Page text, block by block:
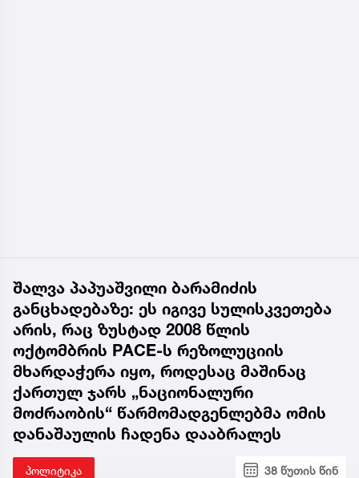
შალვა პაპუაშვილი ბარამიძის
განცხადებაზე: ეს იგივე სულისკვეთება
არის, რაც ზუსტად 2008 წლის
ოქტომბრის PACE-ს რეზოლუციის
მხარდაჭერა იყო, როდესაც მაშინაც
ქართულ ჯარს „ნაციონალური
მოძრაობის“ წარმომადგენლებმა ომის
დანაშაულის ჩადენა დააბრალეს
პოლიტიკა 38 წუთის წინ